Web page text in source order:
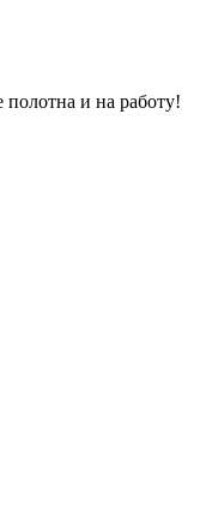
и на работу!